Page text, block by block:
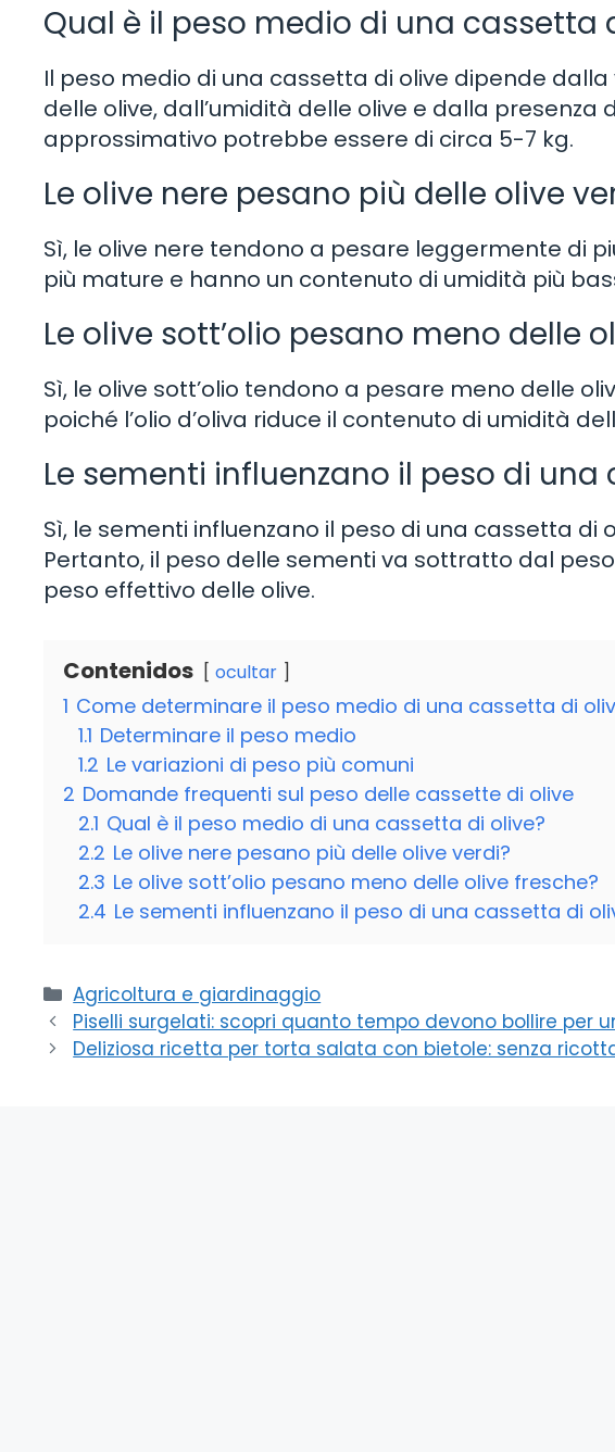
Qual è il peso medio di una cassetta
Il peso medio di una cassetta di olive dipende
delle olive, dall’umidità delle olive e dalla presenza
approssimativo potrebbe essere di circa 5-7 kg.
Le olive nere pesano più delle olive
Sì, le olive nere tendono a pesare leggermente di
più mature e hanno un contenuto di umidità più
Le olive sott’olio pesano meno delle
Sì, le olive sott’olio tendono a pesare meno delle
poiché l’olio d’oliva riduce il contenuto di umidità
Le sementi influenzano il peso di
Sì, le sementi influenzano il peso di una cassetta di
Pertanto, il peso delle sementi va sottratto dal
peso effettivo delle olive.
Contenidos ocultar
1 Come determinare il peso medio di una cassetta di
1.1 Determinare il peso medio
1.2 Le variazioni di peso più comuni
2 Domande frequenti sul peso delle cassette di olive
2.1 Qual è il peso medio di una cassetta di olive?
2.2 Le olive nere pesano più delle olive verdi?
2.3 Le olive sott’olio pesano meno delle olive fresche?
2.4 Le sementi influenzano il peso di una cassetta di
Categorie
Agricoltura e giardinaggio
Piselli surgelati: scopri quanto tempo devono bollire per
Deliziosa ricetta per torta salata con bietole: senza